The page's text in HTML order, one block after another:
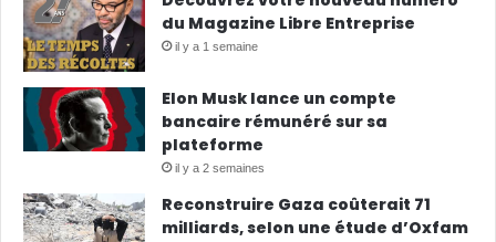
du Magazine Libre Entreprise
il y a 1 semaine
Elon Musk lance un compte
bancaire rémunéré sur sa
plateforme
il y a 2 semaines
Reconstruire Gaza coûterait 71
milliards, selon une étude d’Oxfam